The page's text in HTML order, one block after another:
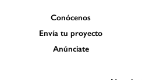
Conócenos
Envía tu proyecto
Anúnciate